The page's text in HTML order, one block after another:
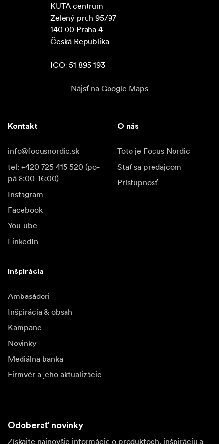
KUTA centrum
Zelený pruh 95/97
140 00 Praha 4
Česká Republika
ICO: 51 895 193
Nájsť na Google Maps
Kontakt
info@focusnordic.sk
tel: +420 725 415 520 (po-
pá 8:00-16:00)
Instagram
Facebook
YouTube
LinkedIn
O nás
Toto je Focus Nordic
Stať sa predajcom
Prístupnosť
Inšpirácia
Ambasádori
Inšpirácia & obsah
Kampane
Novinky
Mediálna banka
Firmvér a jeho aktualizácie
Odoberať novinky
Získajte najnovšie informácie o produktoch, inšpiráciu a